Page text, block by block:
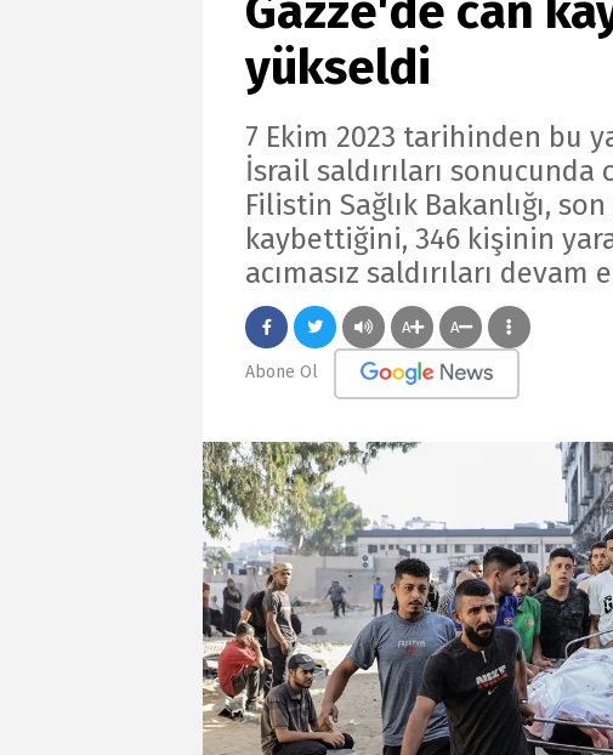
Gazze'de can
yükseldi
7 Ekim 2023 tarihinden bu
İsrail saldırıları sonucunda
Filistin Sağlık Bakanlığı,
kaybettiğini, 346 kişinin
acımasız saldırıları devam
A A
Abone Ol